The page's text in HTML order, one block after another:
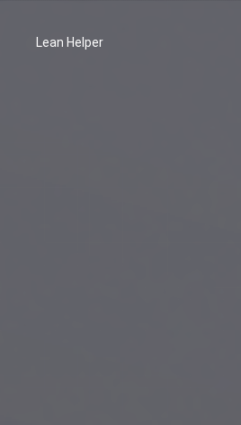
Lean Helper